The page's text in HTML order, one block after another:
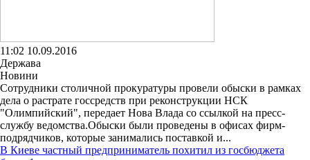
11:02 10.09.2016
Держава
Новини
Сотрудники столичной прокуратуры провели обыски в рамках
дела о растрате госсредств при реконструкции НСК
"Олимпийский", передает Нова Влада со ссылкой на пресс-
службу ведомства.Обыски были проведены в офисах фирм-
подрядчиков, которые занимались поставкой и...
В Киеве частный предприниматель похитил из госбюджета